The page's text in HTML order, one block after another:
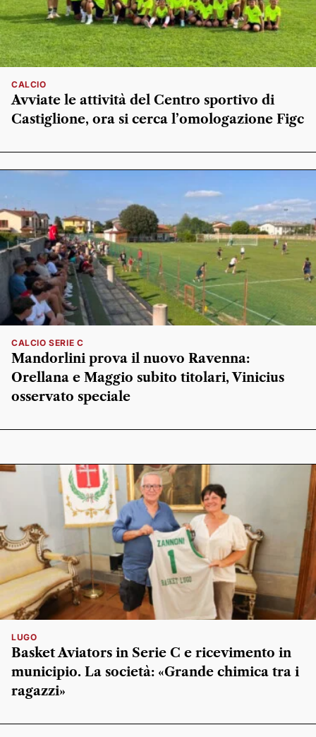
CALCIO
Avviate le attività del Centro sportivo di
Castiglione, ora si cerca l’omologazione Figc
CALCIO SERIE C
Mandorlini prova il nuovo Ravenna:
Orellana e Maggio subito titolari, Vinicius
osservato speciale
LUGO
Basket Aviators in Serie C e ricevimento in
municipio. La società: «Grande chimica tra i
ragazzi»